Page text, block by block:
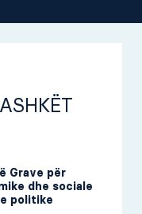
Grave për
dhe sociale
politike